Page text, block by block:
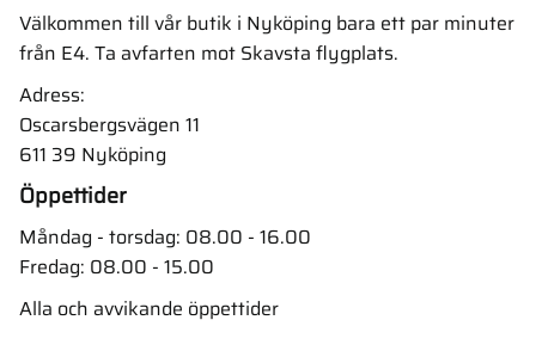
Välkommen till vår butik i Nyköping bara ett par minuter
från E4. Ta avfarten mot Skavsta flygplats.
Adress:
Oscarsbergsvägen 11
611 39 Nyköping
Öppettider
Måndag - torsdag: 08.00 - 16.00
Fredag: 08.00 - 15.00
Alla och avvikande öppettider